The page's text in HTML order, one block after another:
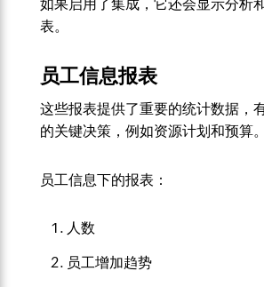
如果启用了集成，它还会显示分析
表。
员工信息报表
这些报表提供了重要的统计数据，
的关键决策，例如资源计划和预算。
员工信息下的报表：
人数
员工增加趋势